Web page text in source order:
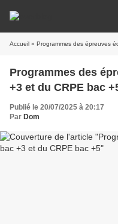
Accueil » Programmes des épreuves
Programmes des
+3 et du CRPE bac
Publié le 20/07/2025 à 20:17
Par Dom